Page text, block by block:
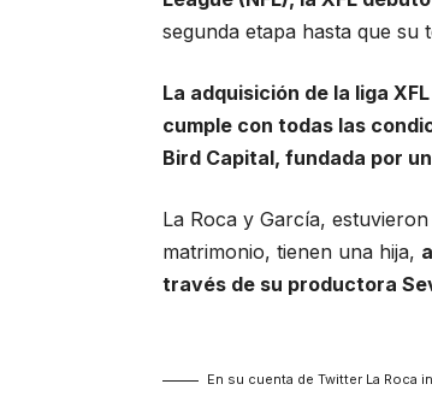
segunda etapa hasta que
La adquisición de la liga
cumple con todas las
Bird Capital, fundada por
La Roca y García,
matrimonio, tienen una hija,
través de su productora
En su cuenta de Twitter La Roca